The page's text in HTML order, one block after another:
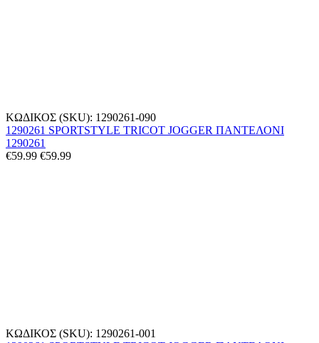
ΚΩΔΙΚΟΣ (SKU): 1290261-090
1290261 SPORTSTYLE TRICOT JOGGER ΠΑΝΤΕΛΟΝΙ
1290261
€59.99 €59.99
ΚΩΔΙΚΟΣ (SKU): 1290261-001